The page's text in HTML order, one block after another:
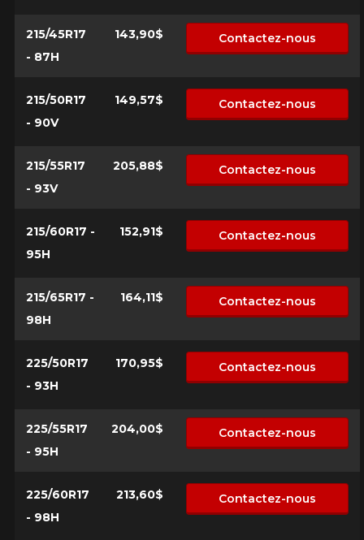
215/45R17
- 87H
143,90$ Contactez-nous
215/50R17
- 90V
149,57$ Contactez-nous
215/55R17
- 93V
205,88$ Contactez-nous
215/60R17 -
95H
152,91$ Contactez-nous
215/65R17 -
98H
164,11$ Contactez-nous
225/50R17
- 93H
170,95$ Contactez-nous
225/55R17
- 95H
204,00$ Contactez-nous
225/60R17
- 98H
213,60$ Contactez-nous